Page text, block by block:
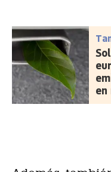
en